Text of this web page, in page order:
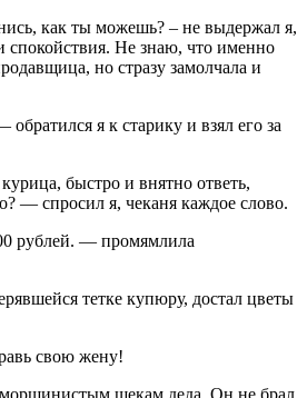
как ты можешь? – не выдержал я,
спокойствия. Не знаю, что именно
но стразу замолчала и
я к старику и взял его за
быстро и внятно ответь,
— спросил я, чеканя каждое слово.
рублей. — промямлила
тетке купюру, достал цветы
свою жену!
щекам деда. Он не брал